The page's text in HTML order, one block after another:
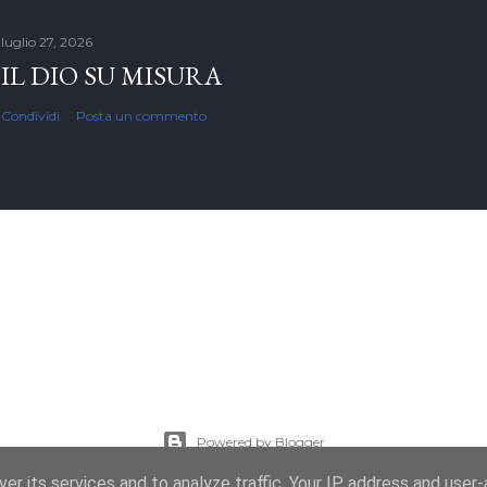
luglio 27, 2026
IL DIO SU MISURA
Condividi Posta un commento
Powered by Blogger
Immagini dei temi dienot-poloskun